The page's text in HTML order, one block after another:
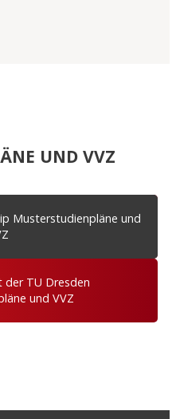
UND VVZ
Musterstudienpläne und
TU Dresden
und VVZ